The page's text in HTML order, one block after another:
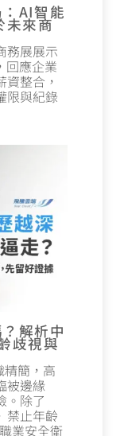
AI智能
未來商
務展展示
回應企業
整合，
限與紀錄
解析中
歧視與
精簡，高
被邊緣
。除了
禁止年齡
業安全衛